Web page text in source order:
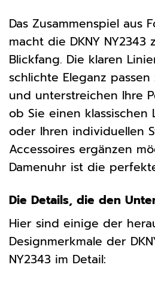
Das Zusammenspiel aus
macht die DKNY NY2343
Blickfang. Die klaren
schlichte Eleganz
und unterstreichen Ihre
ob Sie einen klassischen
oder Ihren individuellen
Accessoires ergänzen
Damenuhr ist die
Die Details, die den
Hier sind einige der
Designmerkmale der
NY2343 im Detail: